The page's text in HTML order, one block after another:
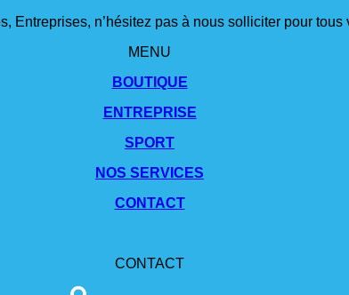
Entreprises, n’hésitez pas à nous solliciter pour
MENU
BOUTIQUE
ENTREPRISE
SPORT
NOS SERVICES
CONTACT
CONTACT